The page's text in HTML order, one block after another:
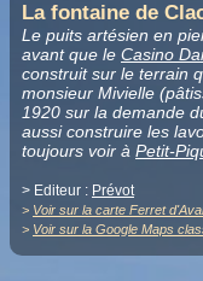
La fontaine de
Le puits artésien en
avant que le Casino
construit sur le terrain
monsieur Mivielle
1920 sur la demande
aussi construire les
toujours voir à Petit-
> Editeur : Prévot
> Voir sur la carte Ferret
> Voir sur la Google Maps